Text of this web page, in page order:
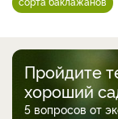
Пройдите
хороший
5 вопросов от